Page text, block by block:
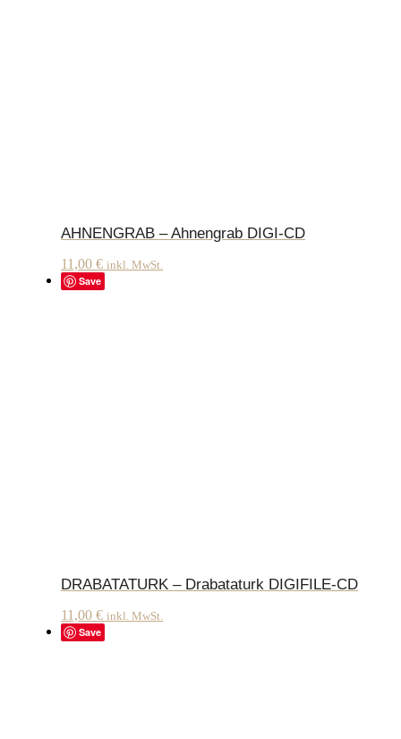
AHNENGRAB – Ahnengrab DIGI-CD
11,00 € inkl. MwSt.
Save
DRABATATURK – Drabataturk DIGIFILE-CD
11,00 € inkl. MwSt.
Save